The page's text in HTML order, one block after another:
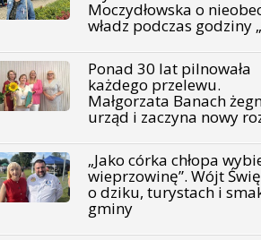
Moczydłowska o
władz podczas godziny
Ponad 30 lat pilnowała
każdego przelewu.
Małgorzata Banach
urząd i zaczyna nowy
„Jako córka chłopa
wieprzowinę”. Wójt
o dziku, turystach i
gminy